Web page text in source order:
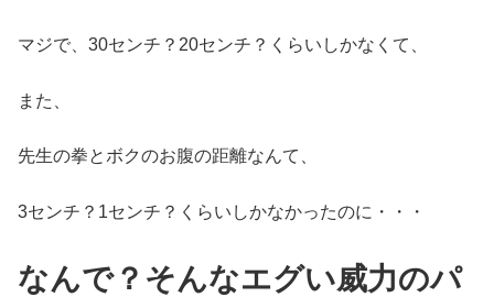
マジで、30センチ？20センチ？くらいしかなくて、
また、
先生の拳とボクのお腹の距離なんて、
3センチ？1センチ？くらいしかなかったのに・・・
なんで？そんなエグい威力のパ